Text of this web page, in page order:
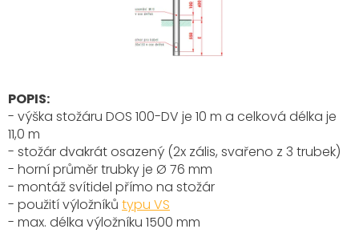
POPIS:
- výška stožáru DOS 100-DV je 10 m a celková délka je
11,0 m
- stožár dvakrát osazený (2x zális, svařeno z 3 trubek)
- horní průměr trubky je Ø 76 mm
- montáž svítidel přímo na stožár
- použití výložníků typu VS
- max. délka výložníku 1500 mm